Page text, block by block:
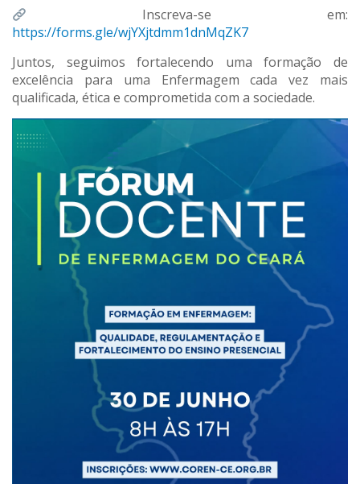
Inscreva-se em:
https://forms.gle/wjYXjtdmm1dnMqZK7
Juntos, seguimos fortalecendo uma formação de
excelência para uma Enfermagem cada vez mais
qualificada, ética e comprometida com a sociedade.